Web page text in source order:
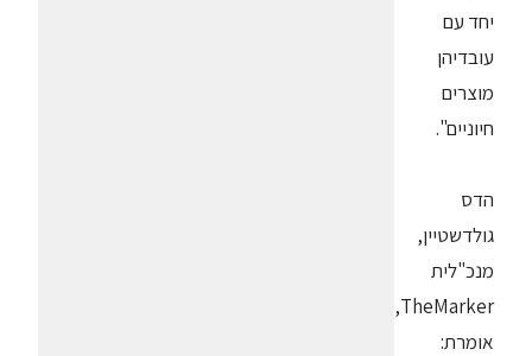
יחד עם
עובדיהן
מוצרים
חיוניים".
הדס
גולדשטיין,
מנכ"לית
TheMarker,
אומרת: